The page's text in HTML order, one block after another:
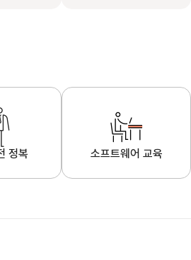
정복 소프트웨어 교육